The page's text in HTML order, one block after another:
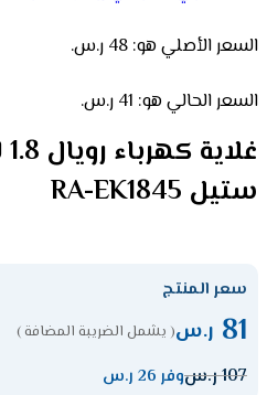
السعر الأصلي هو: 48 ر.س.
السعر الحالي هو: 41 ر.س.
ستيل RA-EK1845
سعر المنتج
81 ر.س( يشمل الضريبة المضافة )
107ر.سوفر 26 ر.س